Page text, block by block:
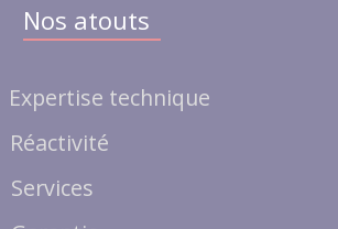
Nos atouts
Expertise technique
Réactivité
Services